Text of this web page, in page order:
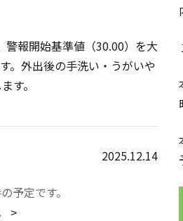
報開始基準値（30.00）を大
。外出後の手洗い・うがいや
す。
2025.12.14
予定です。
>